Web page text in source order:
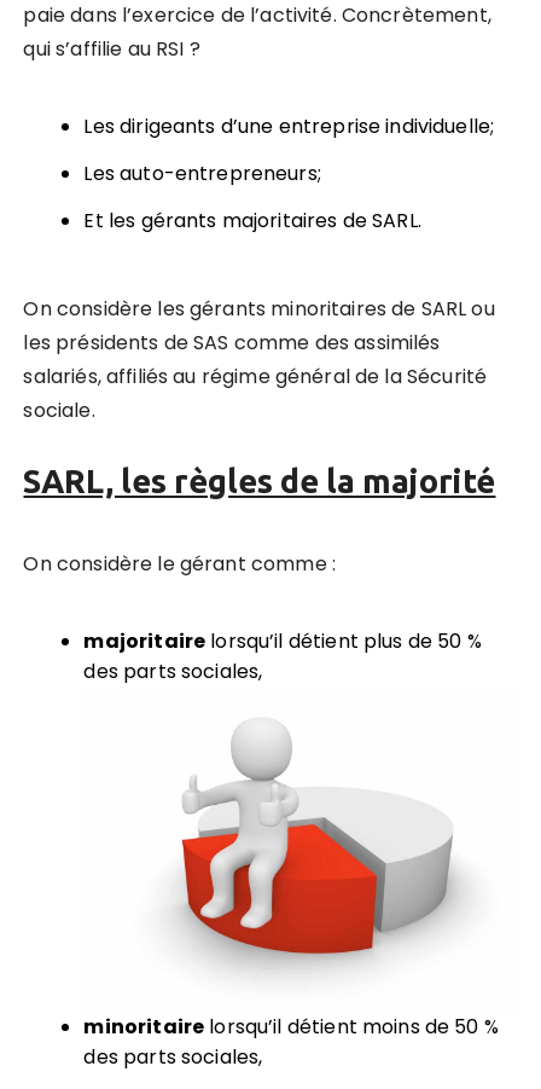
paie dans l’exercice de l’activité. Concrètement,
qui s’affilie au RSI ?
Les dirigeants d’une entreprise individuelle;
Les auto-entrepreneurs;
Et les gérants majoritaires de SARL.
On considère les gérants minoritaires de SARL ou
les présidents de SAS comme des assimilés
salariés, affiliés au régime général de la Sécurité
sociale.
SARL, les règles de la majorité
On considère le gérant comme :
majoritaire lorsqu’il détient plus de 50 %
des parts sociales,
minoritaire lorsqu’il détient moins de 50 %
des parts sociales,